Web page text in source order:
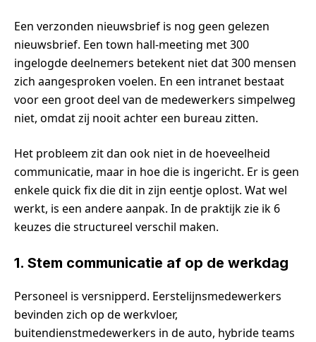
Een verzonden nieuwsbrief is nog geen gelezen
nieuwsbrief. Een town hall-meeting met 300
ingelogde deelnemers betekent niet dat 300 mensen
zich aangesproken voelen. En een intranet bestaat
voor een groot deel van de medewerkers simpelweg
niet, omdat zij nooit achter een bureau zitten.
Het probleem zit dan ook niet in de hoeveelheid
communicatie, maar in hoe die is ingericht. Er is geen
enkele quick fix die dit in zijn eentje oplost. Wat wel
werkt, is een andere aanpak. In de praktijk zie ik 6
keuzes die structureel verschil maken.
1. Stem communicatie af op de werkdag
Personeel is versnipperd. Eerstelijnsmedewerkers
bevinden zich op de werkvloer,
buitendienstmedewerkers in de auto, hybride teams